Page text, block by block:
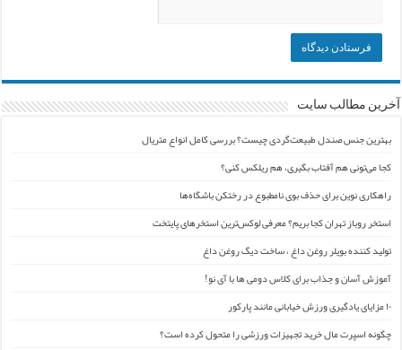
آخرین مطالب سایت
بهترین جنس صندل طبیعت‌گردی چیست؟ بررسی کامل انواع متریال
کجا می‌تونی هم آفتاب بگیری، هم ریلکس کنی؟
راهکاری نوین برای حذف بوی نامطبوع در رختکن باشگاه‌ها
استخر روباز تهران کجا بریم؟ معرفی لوکس‌ترین استخرهای پایتخت
تولید کننده بویلر روغن داغ ، ساخت دیگ روغن داغ
آموزش آسان و جذاب برای کلاس دومی ها با آی نو!
۱۰ مزایای یادگیری ورزش خیابانی مانند پارکور
چگونه اسپرت مال خرید تجهیزات ورزشی را متحول کرده است؟